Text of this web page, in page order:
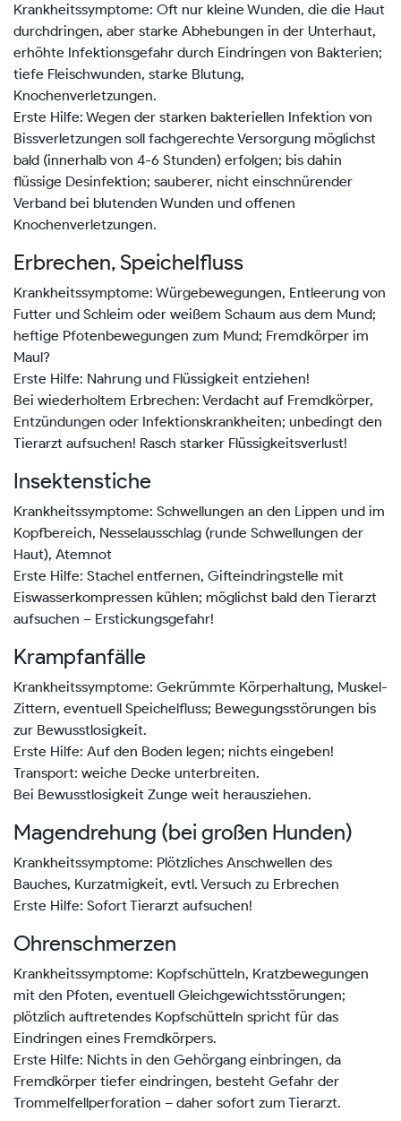
Krankheitssymptome: Oft nur kleine Wunden, die die Haut
durchdringen, aber starke Abhebungen in der Unterhaut,
erhöhte Infektionsgefahr durch Eindringen von Bakterien;
tiefe Fleischwunden, starke Blutung,
Knochenverletzungen.
Erste Hilfe: Wegen der starken bakteriellen Infektion von
Bissverletzungen soll fachgerechte Versorgung möglichst
bald (innerhalb von 4-6 Stunden) erfolgen; bis dahin
flüssige Desinfektion; sauberer, nicht einschnürender
Verband bei blutenden Wunden und offenen
Knochenverletzungen.
Erbrechen, Speichelfluss
Krankheitssymptome: Würgebewegungen, Entleerung von
Futter und Schleim oder weißem Schaum aus dem Mund;
heftige Pfotenbewegungen zum Mund; Fremdkörper im
Maul?
Erste Hilfe: Nahrung und Flüssigkeit entziehen!
Bei wiederholtem Erbrechen: Verdacht auf Fremdkörper,
Entzündungen oder Infektionskrankheiten; unbedingt den
Tierarzt aufsuchen! Rasch starker Flüssigkeitsverlust!
Insektenstiche
Krankheitssymptome: Schwellungen an den Lippen und im
Kopfbereich, Nesselausschlag (runde Schwellungen der
Haut), Atemnot
Erste Hilfe: Stachel entfernen, Gifteindringstelle mit
Eiswasserkompressen kühlen; möglichst bald den Tierarzt
aufsuchen – Erstickungsgefahr!
Krampfanfälle
Krankheitssymptome: Gekrümmte Körperhaltung, Muskel-
Zittern, eventuell Speichelfluss; Bewegungsstörungen bis
zur Bewusstlosigkeit.
Erste Hilfe: Auf den Boden legen; nichts eingeben!
Transport: weiche Decke unterbreiten.
Bei Bewusstlosigkeit Zunge weit herausziehen.
Magendrehung (bei großen Hunden)
Krankheitssymptome: Plötzliches Anschwellen des
Bauches, Kurzatmigkeit, evtl. Versuch zu Erbrechen
Erste Hilfe: Sofort Tierarzt aufsuchen!
Ohrenschmerzen
Krankheitssymptome: Kopfschütteln, Kratzbewegungen
mit den Pfoten, eventuell Gleichgewichtsstörungen;
plötzlich auftretendes Kopfschütteln spricht für das
Eindringen eines Fremdkörpers.
Erste Hilfe: Nichts in den Gehörgang einbringen, da
Fremdkörper tiefer eindringen, besteht Gefahr der
Trommelfellperforation – daher sofort zum Tierarzt.